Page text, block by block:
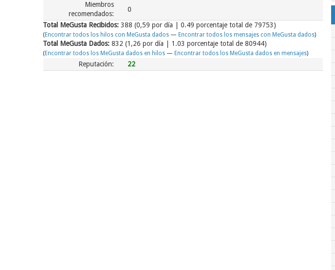
Miembros
recomendados:
0
Total MeGusta Recibidos: 388 (0,59 por día | 0.49 porcentaje total de 79753)
(Encontrar todos los hilos con MeGusta dados — Encontrar todos los mensajes con MeGusta dados)
Total MeGusta Dados: 832 (1,26 por día | 1.03 porcentaje total de 80944)
(Encontrar todos los MeGusta dados en hilos — Encontrar todos los MeGusta dados en mensajes)
Reputación: 22